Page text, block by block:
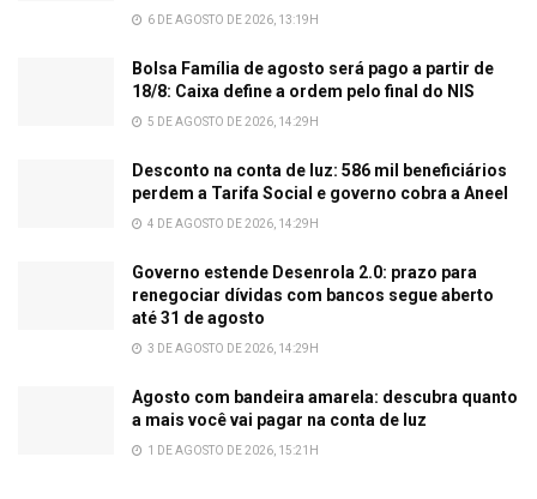
6 DE AGOSTO DE 2026, 13:19H
Bolsa Família de agosto será pago a partir de
18/8: Caixa define a ordem pelo final do NIS
5 DE AGOSTO DE 2026, 14:29H
Desconto na conta de luz: 586 mil beneficiários
perdem a Tarifa Social e governo cobra a Aneel
4 DE AGOSTO DE 2026, 14:29H
Governo estende Desenrola 2.0: prazo para
renegociar dívidas com bancos segue aberto
até 31 de agosto
3 DE AGOSTO DE 2026, 14:29H
Agosto com bandeira amarela: descubra quanto
a mais você vai pagar na conta de luz
1 DE AGOSTO DE 2026, 15:21H